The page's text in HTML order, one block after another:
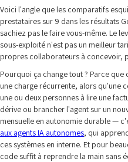
Voici l'angle que les comparatifs
prestataires sur 9 dans les résultats
sachiez pas le faire vous-même. Le
sous-exploité n'est pas un meilleur
propres collaborateurs à concevoir,
Pourquoi ça change tout ? Parce
une charge récurrente, alors qu'une
une ou deux personnes à lire une
dérive ou brancher l'agent sur un
mensuelle en autonomie durable —
aux agents IA autonomes, qui
ces systèmes en interne. Et pour
code suffit à reprendre la main sans